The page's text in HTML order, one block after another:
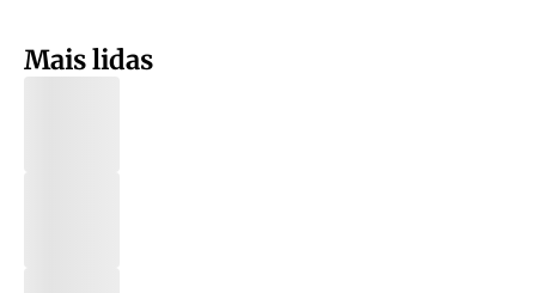
Mais lidas